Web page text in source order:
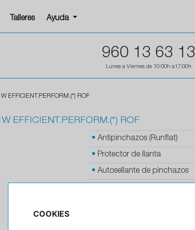
Talleres Ayuda
960 13 63 13
Lunes a Viernes de 10:00h a17:00h
EFFICIENT.PERFORM.(*) ROF
EFFICIENT.PERFORM.(*) ROF
• Antipinchazos (Runflat)
• Protector de llanta
• Autosellante de pinchazos
COOKIES